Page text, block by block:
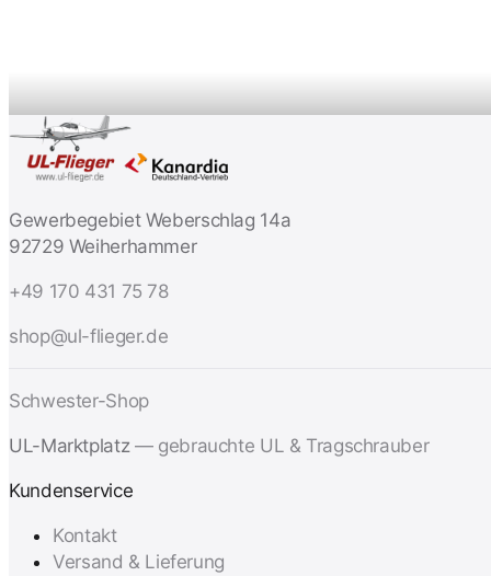
Gewerbegebiet Weberschlag 14a
92729 Weiherhammer
+49 170 431 75 78
shop@ul-flieger.de
Schwester-Shop
UL-Marktplatz — gebrauchte UL & Tragschrauber
Kundenservice
Kontakt
Versand & Lieferung